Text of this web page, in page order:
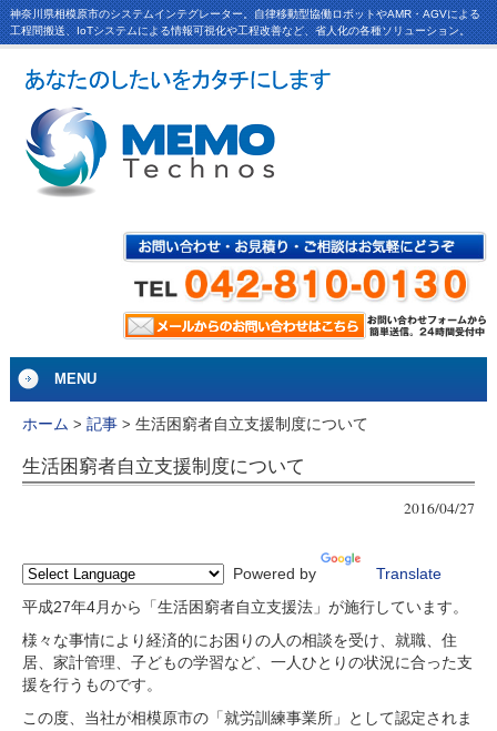
神奈川県相模原市のシステムインテグレーター。自律移動型協働ロボットやAMR・AGVによる
工程間搬送、IoTシステムによる情報可視化や工程改善など、省人化の各種ソリューション。
MENU
ホーム > 記事> 生活困窮者自立支援制度について
生活困窮者自立支援制度について
2016/04/27
Powered by Translate
平成27年4月から「生活困窮者自立支援法」が施行しています。
様々な事情により経済的にお困りの人の相談を受け、就職、住
居、家計管理、子どもの学習など、一人ひとりの状況に合った支
援を行うものです。
この度、当社が相模原市の「就労訓練事業所」として認定されま